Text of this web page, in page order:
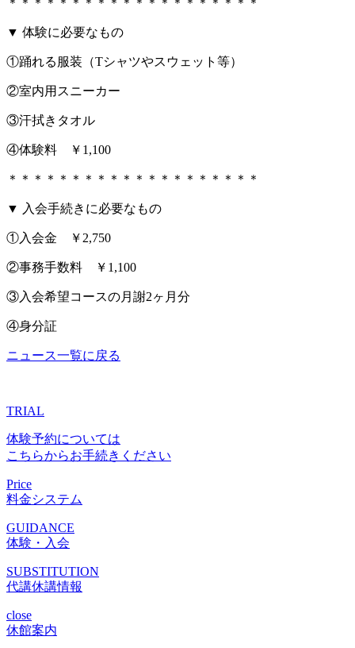
▼ 体験に必要なもの
①踊れる服装（Tシャツやスウェット等）
②室内用スニーカー
③汗拭きタオル
④体験料 ￥1,100
＊＊＊＊＊＊＊＊＊＊＊＊＊＊＊＊＊＊＊＊
▼ 入会手続きに必要なもの
①入会金 ￥2,750
②事務手数料 ￥1,100
③入会希望コースの月謝2ヶ月分
④身分証
ニュース一覧に戻る
TRIAL
体験予約については
こちらからお手続きください
Price
料金システム
GUIDANCE
体験・入会
SUBSTITUTION
代講休講情報
close
休館案内